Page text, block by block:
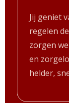
Jij geniet
regelen
zorgen
en
helder,